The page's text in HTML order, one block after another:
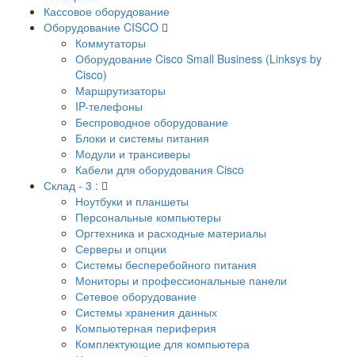
Кассовое оборудование
Оборудование CISCO
Коммутаторы
Оборудование Cisco Small Business (Linksys by
Cisco)
Маршрутизаторы
IP-телефоны
Беспроводное оборудование
Блоки и системы питания
Модули и трансиверы
Кабели для оборудования Cisco
Склад - 3 :
Ноутбуки и планшеты
Персональные компьютеры
Оргтехника и расходные материалы
Серверы и опции
Системы бесперебойного питания
Мониторы и профессиональные панели
Сетевое оборудование
Системы хранения данных
Компьютерная периферия
Комплектующие для компьютера